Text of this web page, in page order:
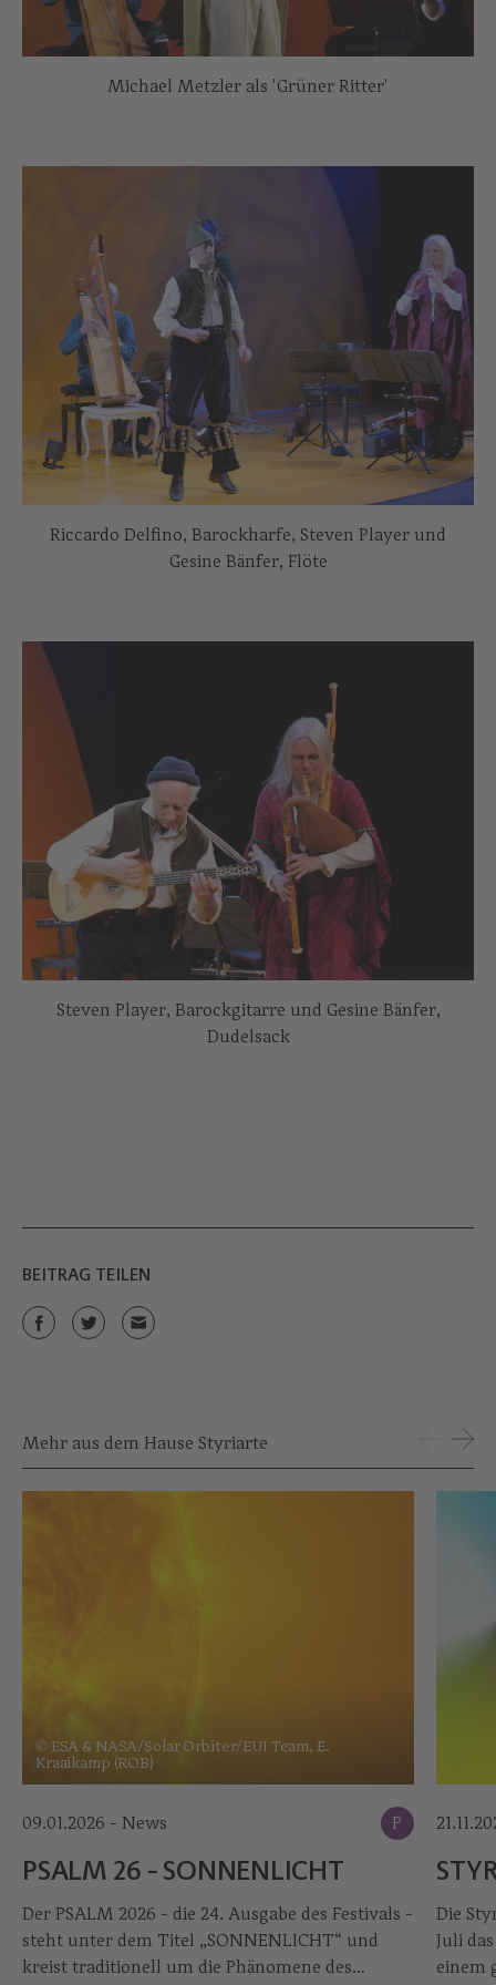
Michael Metzler als 'Grüner Ritter'
Riccardo Delfino, Barockharfe, Steven Player und
Gesine Bänfer, Flöte
Steven Player, Barockgitarre und Gesine Bänfer,
Dudelsack
BEITRAG TEILEN
Mehr aus dem Hause Styriarte
© ESA & NASA/Solar Orbiter/EUI Team, E.
Kraaikamp (ROB)
09.01.2026 - News P
PSALM 26 - SONNENLICHT
Der PSALM 2026 - die 24. Ausgabe des Festivals -
steht unter dem Titel „SONNENLICHT“ und
kreist traditionell um die Phänomene des
Die
Juli
einem